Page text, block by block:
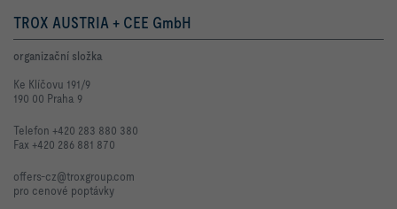
TROX AUSTRIA + CEE GmbH
organizační složka
Ke Klíčovu 191/9
190 00 Praha 9
Telefon +420 283 880 380
Fax +420 286 881 870
offers-cz@troxgroup.com
pro cenové poptávky